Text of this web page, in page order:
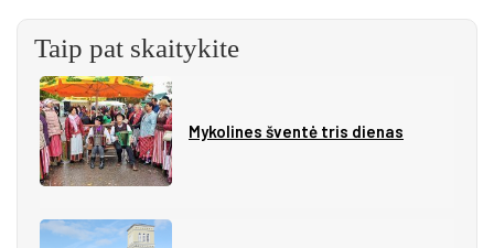
Taip pat skaitykite
Mykolines šventė tris dienas